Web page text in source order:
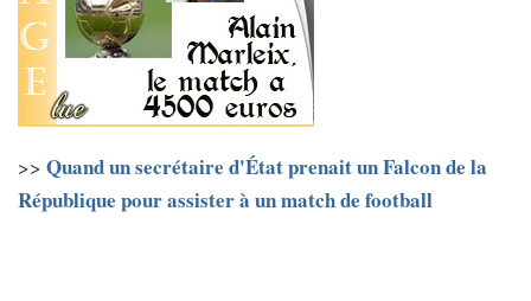
>> Quand un secrétaire d'État prenait un Falcon de la
République pour assister à un match de football